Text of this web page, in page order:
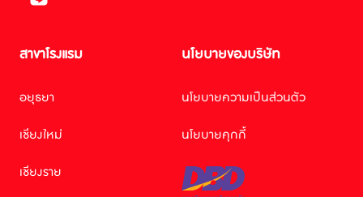
สาขาโรงแรม
อยุธยา
เชียงใหม่
เชียงราย
นโยบายของบริษัท
นโยบายความเป็นส่วนตัว
นโยบายคุกกี้